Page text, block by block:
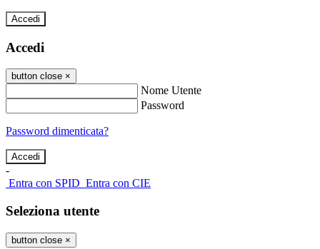
Accedi
Accedi
button close ×
Nome Utente
Password
Password dimenticata?
-
Entra con SPID Entra con CIE
Seleziona utente
button close ×